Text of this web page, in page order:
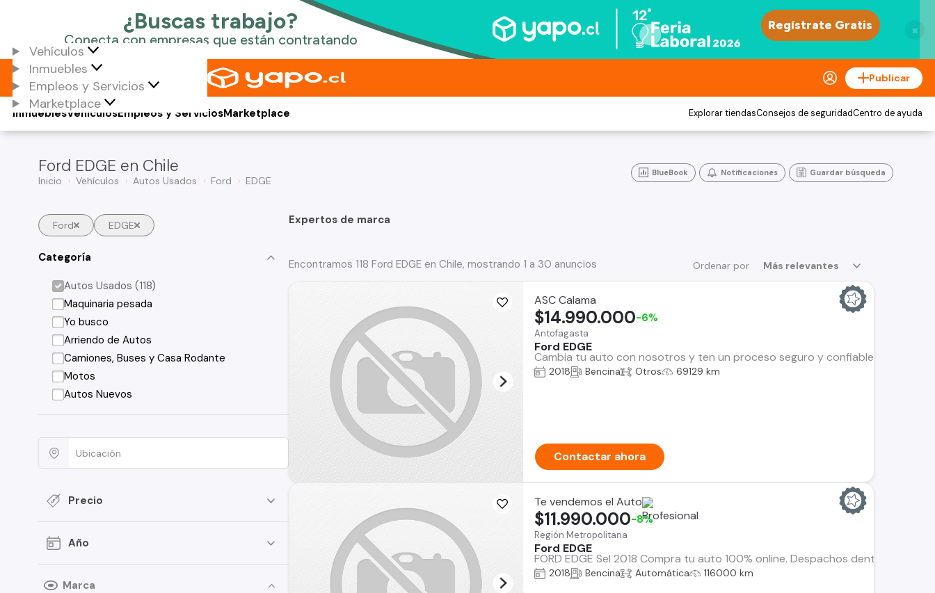
×
Vehículos
Inmuebles
Empleos y Servicios
Marketplace
Publicar
Vehículos
Inmuebles Empleos y ServiciosMarketplace Explorar tiendasConsejos de seguridadCentro de ayuda
Ford EDGE en Chile
Inicio Vehículos Autos Usados Ford EDGE
BlueBook Notificaciones Guardar búsqueda
Ford EDGE
Categoría
Autos Usados (118)
Maquinaria pesada
Yo busco
Arriendo de Autos
Camiones, Buses y Casa Rodante
Motos
Autos Nuevos
Precio
Año
Marca
Expertos de marca
Ordenar por Más relevantes
Encontramos 118 Ford EDGE en Chile, mostrando 1 a 30 anuncios
ASC Calama
Antofagasta
Ford EDGE
Cambia tu auto con nosotros y ten un proceso seguro y confiable. Encuentra
$14.990.000-6%
2018 Bencina Otros 69129 km
Contactar ahora
Te vendemos el Auto
Región Metropolitana
Ford EDGE
FORD EDGE Sel 2018 Compra tu auto 100% online. Despachos dentro de la
$11.990.000-8%
2018 Bencina Automática 116000 km